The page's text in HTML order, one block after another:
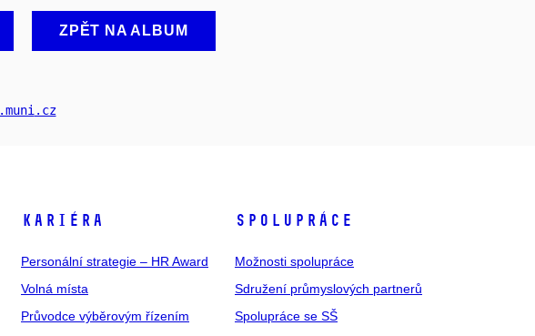
ZPĚT NA ALBUM
.muni .cz
KARIÉRA
Personální strategie – HR Award
Volná místa
Průvodce výběrovým řízením
SPOLUPRÁCE
Možnosti spolupráce
Sdružení průmyslových partnerů
Spolupráce se SŠ